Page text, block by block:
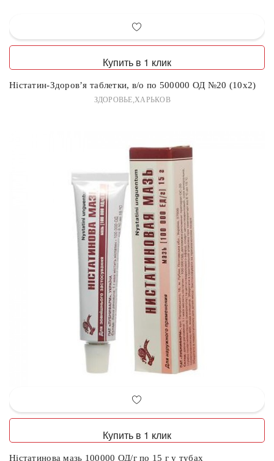
Купить в 1 клик
Ністатин-Здоров’я таблетки, в/о по 500000 ОД №20 (10х2)
ЗДОРОВЬЕ,ХАРЬКОВ
Купить в 1 клик
Ністатинова мазь 100000 ОД/г по 15 г у тубах